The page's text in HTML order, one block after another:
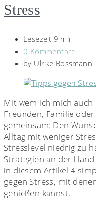
Stress
Lesezeit 9 min
0 Kommentare
by Ulrike Bossmann
Mit wem ich mich
Freunden, Familie
gemeinsam: Den
Alltag mit weniger
Stresslevel niedrig zu
Strategien an der
in diesem Artikel 4
gegen Stress, mit
genießen kannst.